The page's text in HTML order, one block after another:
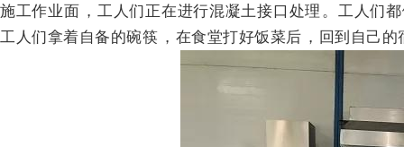
施工作业面，工人们正在进行混凝土接口处理 。工人们
工人们拿着自备的碗筷，在食堂打好饭菜后 ，回到自己的